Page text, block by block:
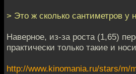
> Это ж сколько сантиметров у
Наверное, из-за роста (1,65)
практически только такие и
http://www.kinomania.ru/stars/m/